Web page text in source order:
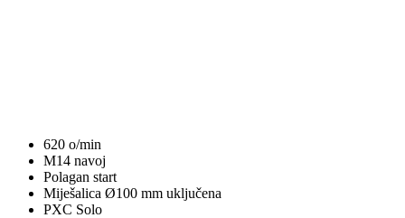
620 o/min
M14 navoj
Polagan start
Miješalica Ø100 mm uključena
PXC Solo